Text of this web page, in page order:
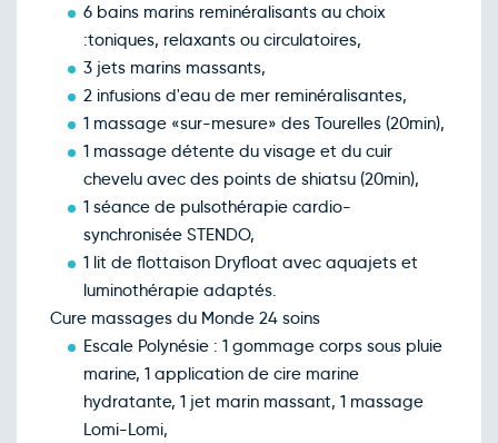
6 bains marins reminéralisants au choix
:toniques, relaxants ou circulatoires,
3 jets marins massants,
2 infusions d'eau de mer reminéralisantes,
1 massage «sur-mesure» des Tourelles (20min),
1 massage détente du visage et du cuir
chevelu avec des points de shiatsu (20min),
1 séance de pulsothérapie cardio-
synchronisée STENDO,
1 lit de flottaison Dryfloat avec aquajets et
luminothérapie adaptés.
Cure massages du Monde 24 soins
Escale Polynésie : 1 gommage corps sous pluie
marine, 1 application de cire marine
hydratante, 1 jet marin massant, 1 massage
Lomi-Lomi,